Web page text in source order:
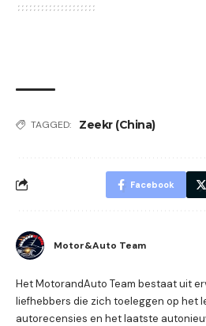
TAGGED: Zeekr (China)
Facebook
Motor&Auto Team
Het MotorandAuto Team bestaat uit
liefhebbers die zich toeleggen op het
autorecensies en het laatste